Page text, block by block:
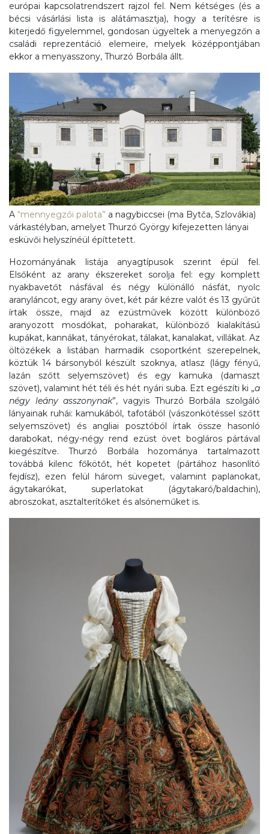
európai kapcsolatrendszert rajzol fel. Nem kétséges (és a
bécsi vásárlási lista is alátámasztja), hogy a terítésre is
kiterjedő figyelemmel, gondosan ügyeltek a menyegzőn a
családi reprezentáció elemeire, melyek középpontjában
ekkor a menyasszony, Thurzó Borbála állt.
A “mennyegzői palota” a nagybiccsei (ma Bytča, Szlovákia)
várkastélyban, amelyet Thurzó György kifejezetten lányai
esküvői helyszínéül építtetett.
Hozományának listája anyagtípusok szerint épül fel.
Elsőként az arany ékszereket sorolja fel: egy komplett
nyakbavetőt násfával és négy különálló násfát, nyolc
aranyláncot, egy arany övet, két pár kézre valót és 13 gyűrűt
írtak össze, majd az ezüstművek között különböző
aranyozott mosdókat, poharakat, különböző kialakítású
kupákat, kannákat, tányérokat, tálakat, kanalakat, villákat. Az
öltözékek a listában harmadik csoportként szerepelnek,
köztük 14 bársonyból készült szoknya, atlasz (lágy fényű,
lazán szőtt selyemszövet) és egy kamuka (damaszt
szövet), valamint hét téli és hét nyári suba. Ezt egészíti ki „a
négy leány asszonynak”, vagyis Thurzó Borbála szolgáló
lányainak ruhái: kamukából, tafotából (vászonkötéssel szőtt
selyemszövet) és angliai posztóból írtak össze hasonló
darabokat, négy-négy rend ezüst övet bogláros pártával
kiegészítve. Thurzó Borbála hozománya tartalmazott
továbbá kilenc főkötőt, hét kopetet (pártához hasonlító
fejdísz), ezen felül három süveget, valamint paplanokat,
ágytakarókat, superlatokat (ágytakaró/baldachin),
abroszokat, asztalterítőket és alsóneműket is.